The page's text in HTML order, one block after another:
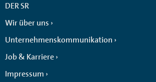
DER SR
Wir über uns
Unternehmenskommunikation
Job & Karriere
Impressum